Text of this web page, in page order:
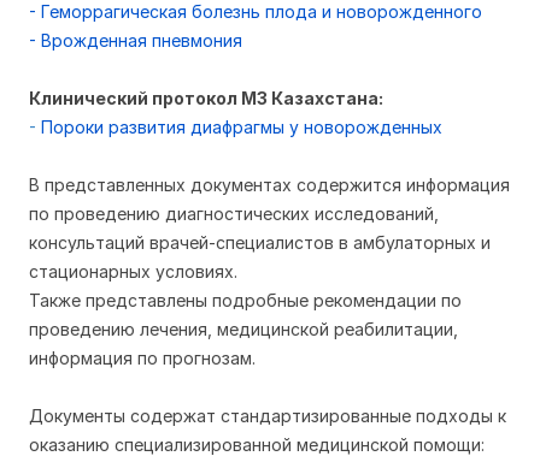
- Геморрагическая болезнь плода и новорожденного
- Врожденная пневмония
Клинический протокол МЗ Казахстана:
- Пороки развития диафрагмы у новорожденных
В представленных документах содержится информация
по проведению диагностических исследований,
консультаций врачей-специалистов в амбулаторных и
стационарных условиях.
Также представлены подробные рекомендации по
проведению лечения, медицинской реабилитации,
информация по прогнозам.
Документы содержат стандартизированные подходы к
оказанию специализированной медицинской помощи: